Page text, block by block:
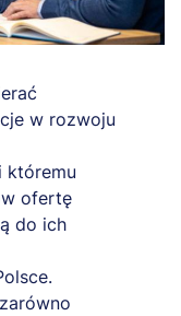
w rozwoju
któremu
ofertę
do ich